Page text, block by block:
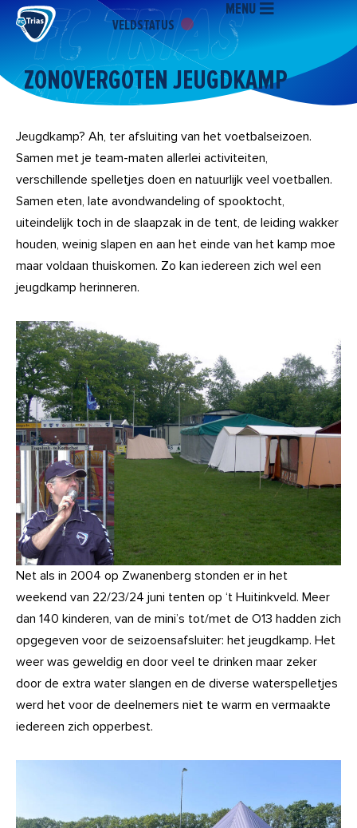
naar
inhoud
VELDSTATUS
MENU
ZONOVERGOTEN JEUGDKAMP
Jeugdkamp? Ah, ter afsluiting van het voetbalseizoen.
Samen met je team-maten allerlei activiteiten,
verschillende spelletjes doen en natuurlijk veel voetballen.
Samen eten, late avondwandeling of spooktocht,
uiteindelijk toch in de slaapzak in de tent, de leiding wakker
houden, weinig slapen en aan het einde van het kamp moe
maar voldaan thuiskomen. Zo kan iedereen zich wel een
jeugdkamp herinneren.
Net als in 2004 op Zwanenberg stonden er in het
weekend van 22/23/24 juni tenten op ‘t Huitinkveld. Meer
dan 140 kinderen, van de mini’s tot/met de O13 hadden zich
opgegeven voor de seizoensafsluiter: het jeugdkamp. Het
weer was geweldig en door veel te drinken maar zeker
door de extra water slangen en de diverse waterspelletjes
werd het voor de deelnemers niet te warm en vermaakte
iedereen zich opperbest.